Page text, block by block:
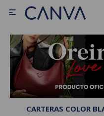

CARTERAS COLOR